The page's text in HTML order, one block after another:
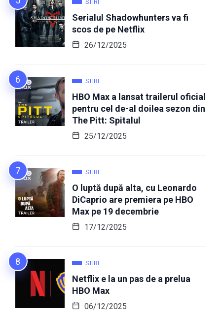
STIRI
Serialul Shadowhunters va fi
scos de pe Netflix
26/12/2025
STIRI
HBO Max a lansat trailerul oficial
pentru cel de-al doilea sezon din
The Pitt: Spitalul
25/12/2025
STIRI
O luptă după alta, cu Leonardo
DiCaprio are premiera pe HBO
Max pe 19 decembrie
17/12/2025
STIRI
Netflix e la un pas de a prelua
HBO Max
06/12/2025